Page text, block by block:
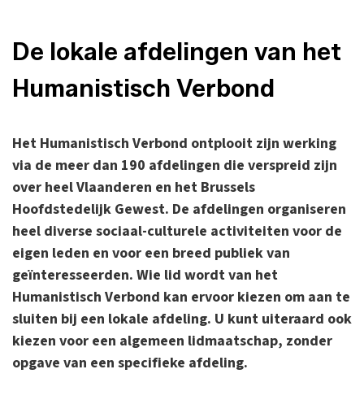
De lokale afdelingen van het
Humanistisch Verbond
Het Humanistisch Verbond ontplooit zijn werking
via de meer dan 190 afdelingen die verspreid zijn
over heel Vlaanderen en het Brussels
Hoofdstedelijk Gewest. De afdelingen organiseren
heel diverse sociaal-culturele activiteiten voor de
eigen leden en voor een breed publiek van
geïnteresseerden. Wie lid wordt van het
Humanistisch Verbond kan ervoor kiezen om aan te
sluiten bij een lokale afdeling. U kunt uiteraard ook
kiezen voor een algemeen lidmaatschap, zonder
opgave van een specifieke afdeling.